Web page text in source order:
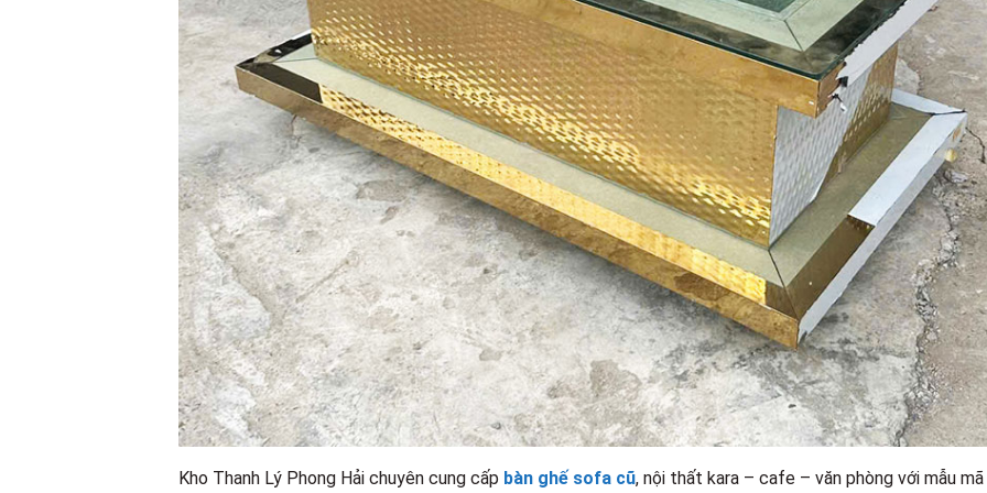
Kho Thanh Lý Phong Hải chuyên cung cấp bàn ghế sofa cũ, nội thất kara – cafe – văn phòng với mẫu